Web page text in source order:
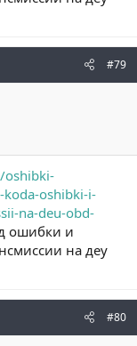
#79
oshibki-
oshibki-i-
na-deu-obd-
ошибки и
на деу
#80